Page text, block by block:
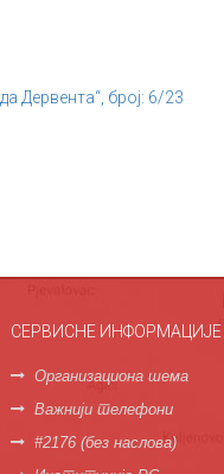
Дервента“, број: 6/23
СЕРВИСНЕ ИНФОРМАЦИЈЕ
Организациона шема
Важнији телефони
#2176 (без наслова)